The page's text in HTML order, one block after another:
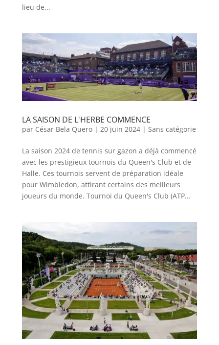
lieu de...
LA SAISON DE L'HERBE COMMENCE
par César Bela Quero| 20 juin 2024| Sans catégorie
La saison 2024 de tennis sur gazon a déjà commencé
avec les prestigieux tournois du Queen's Club et de
Halle. Ces tournois servent de préparation idéale
pour Wimbledon, attirant certains des meilleurs
joueurs du monde. Tournoi du Queen's Club (ATP...